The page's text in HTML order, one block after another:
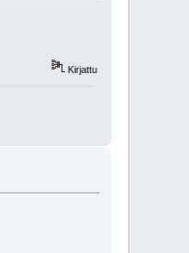
Kirjattu